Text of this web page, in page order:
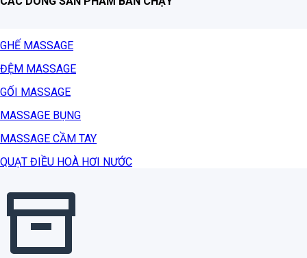
GHẾ MASSAGE
ĐỆM MASSAGE
GỐI MASSAGE
MASSAGE BỤNG
MASSAGE CẦM TAY
QUẠT ĐIỀU HOÀ HƠI NƯỚC